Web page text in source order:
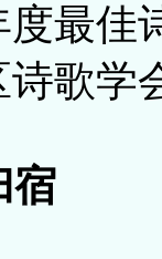
最佳
歌学
宿